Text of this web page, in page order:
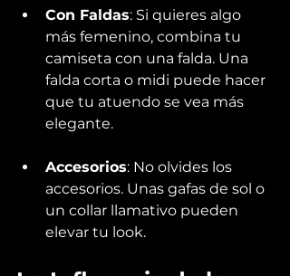
Con Faldas: Si quieres algo
más femenino, combina tu
camiseta con una falda. Una
falda corta o midi puede hacer
que tu atuendo se vea más
elegante.
Accesorios: No olvides los
accesorios. Unas gafas de sol o
un collar llamativo pueden
elevar tu look.